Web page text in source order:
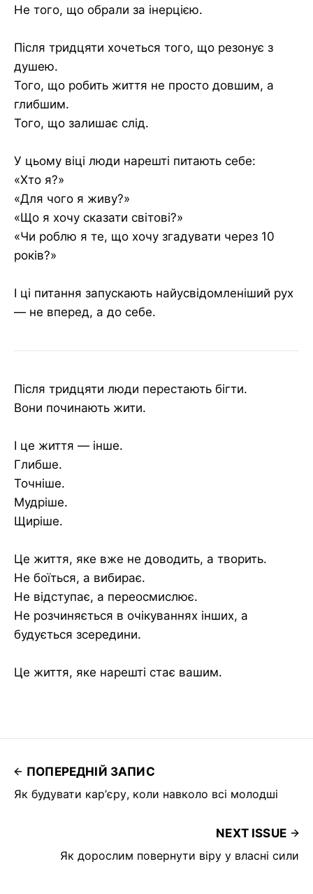
Не того, що обрали за інерцією.
Після тридцяти хочеться того, що резонує з
душею.
Того, що робить життя не просто довшим, а
глибшим.
Того, що залишає слід.
У цьому віці люди нарешті питають себе:
«Хто я?»
«Для чого я живу?»
«Що я хочу сказати світові?»
«Чи роблю я те, що хочу згадувати через 10
років?»
І ці питання запускають найусвідомленіший рух
— не вперед, а до себе.
Після тридцяти люди перестають бігти.
Вони починають жити.
І це життя — інше.
Глибше.
Точніше.
Мудріше.
Щиріше.
Це життя, яке вже не доводить, а творить.
Не боїться, а вибирає.
Не відступає, а переосмислює.
Не розчиняється в очікуваннях інших, а
будується зсередини.
Це життя, яке нарешті стає вашим.
ПОПЕРЕДНІЙ ЗАПИС
Як будувати кар’єру, коли навколо всі молодші
NEXT ISSUE
Як дорослим повернути віру у власні сили